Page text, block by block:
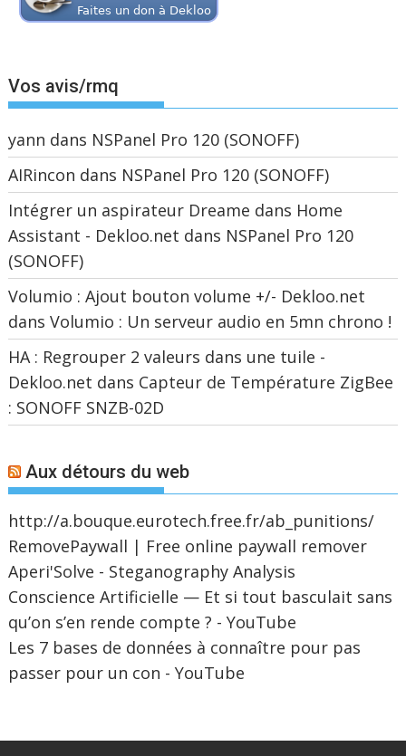
Vos avis/rmq
yann dans NSPanel Pro 120 (SONOFF)
AIRincon dans NSPanel Pro 120 (SONOFF)
Intégrer un aspirateur Dreame dans Home
Assistant - Dekloo.net dans NSPanel Pro 120
(SONOFF)
Volumio : Ajout bouton volume +/- Dekloo.net
dansVolumio : Un serveur audio en 5mn chrono !
HA : Regrouper 2 valeurs dans une tuile -
Dekloo.net dans Capteur de Température ZigBee
: SONOFF SNZB-02D
Aux détours du web
http://a.bouque.eurotech.free.fr/ab_punitions/
RemovePaywall | Free online paywall remover
Aperi'Solve - Steganography Analysis
Conscience Artificielle — Et si tout basculait sans
qu’on s’en rende compte ? - YouTube
Les 7 bases de données à connaître pour pas
passer pour un con - YouTube